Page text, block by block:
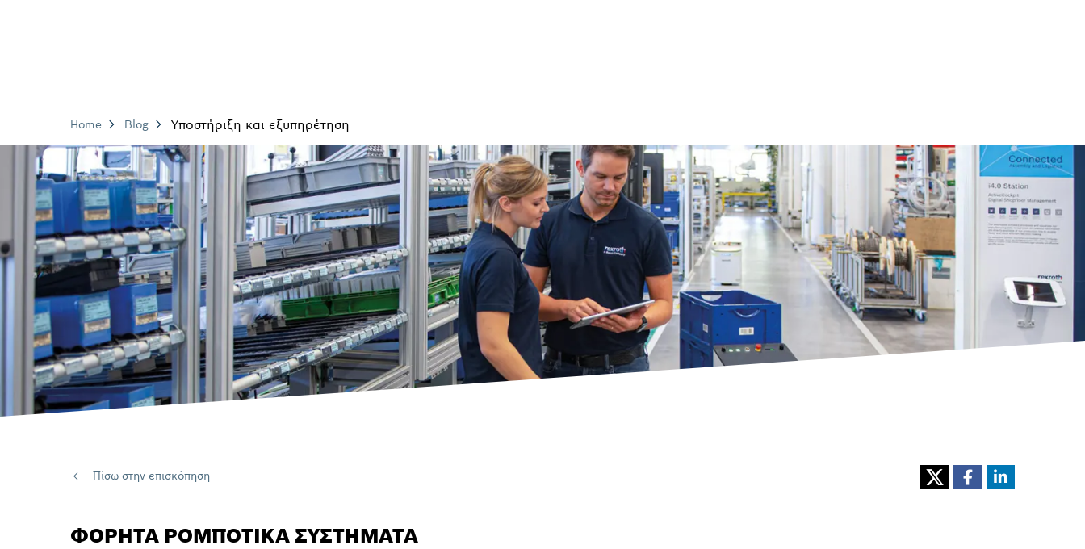
Home Blog Υποστήριξη και εξυπηρέτηση
Πίσω στην επισκόπηση
ΦΟΡΗΤΆ ΡΟΜΠΟΤΙΚΆ ΣΥΣΤΉΜΑΤΑ